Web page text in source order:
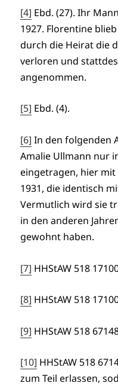
[4] Ebd. (27). Ihr
1927. Florentine
durch die Heirat die
verloren und
angenommen.
[5] Ebd. (4).
[6] In den folgenden
Amalie Ullmann nur
eingetragen, hier
1931, die identisch
Vermutlich wird sie
in den anderen
gewohnt haben.
[7] HHStAW 518
[8] HHStAW 518
[9] HHStAW 518
[10] HHStAW 518
zum Teil erlassen,